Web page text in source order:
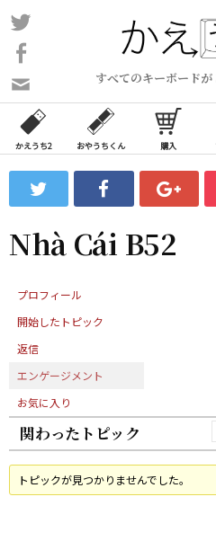
コ
ン
ン
ツ
ス
ッ
プ
すべてのキーボード
い
合
わ
フ
ォ
ム
かえうち2 おやうちくん 購入
Nhà Cái B52
プロフィール
開始したトピック
返信
エンゲージメント
お気に入り
関わったトピック
トピックが見つかりませんでした。